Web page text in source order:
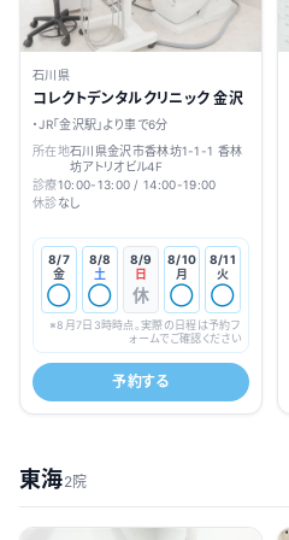
石川県
コレクトデンタルクリニック 金沢
・JR「金沢駅」より車で6分
所在地石川県金沢市香林坊1-1-1 香林
坊アトリオビル4F
診療10:00-13:00 / 14:00-19:00
休診なし
8/7
金
◯
8/8
土
◯
8/9
日
休
8/10
月
◯
8/11
火
◯
※8月7日3時時点。実際の日程は予約フ
ォームでご確認ください
予約する
東海2院